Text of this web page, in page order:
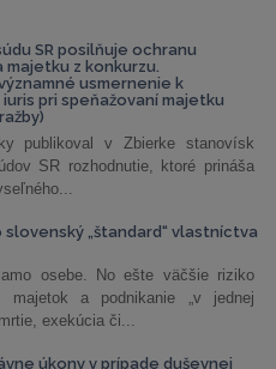
SR posilňuje ochranu
z konkurzu.
usmernenie k
pri speňažovaní majetku
publikoval v Zbierke stanovísk
SR rozhodnutie, ktoré prináša
„štandard“ vlastníctva
osebe. No ešte väčšie riziko
a podnikanie „v jednej
exekúcia či...
úkony v prípade duševnej